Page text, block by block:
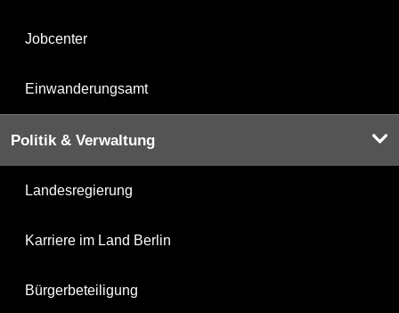
Jobcenter
Einwanderungsamt
Politik & Verwaltung
Landesregierung
Karriere im Land Berlin
Bürgerbeteiligung